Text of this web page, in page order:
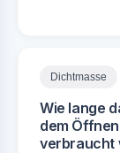
Dichtmasse
Wie lange
dem
verbraucht